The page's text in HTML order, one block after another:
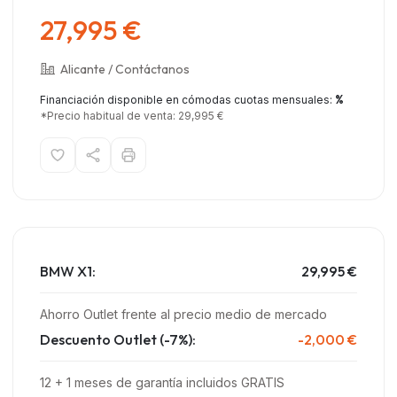
27,995 €
Alicante / Contáctanos
Financiación disponible en cómodas cuotas mensuales: %
*Precio habitual de venta: 29,995 €
BMW X1: 29,995 €
Ahorro Outlet frente al precio medio de mercado
Descuento Outlet (-7%): -2,000 €
12 + 1 meses de garantía incluidos GRATIS